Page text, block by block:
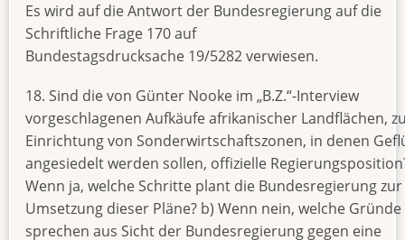
Es wird auf die Antwort der Bundesregierung auf die
Schriftliche Frage 170 auf
Bundestagsdrucksache 19/5282 verwiesen.
18. Sind die von Günter Nooke im „B.Z.“-Interview
vorgeschlagenen Aufkäufe afrikanischer Landflächen,
Einrichtung von Sonderwirtschaftszonen, in denen
angesiedelt werden sollen, offizielle
Wenn ja, welche Schritte plant die Bundesregierung zur
Umsetzung dieser Pläne? b) Wenn nein, welche Gründe
sprechen aus Sicht der Bundesregierung gegen eine